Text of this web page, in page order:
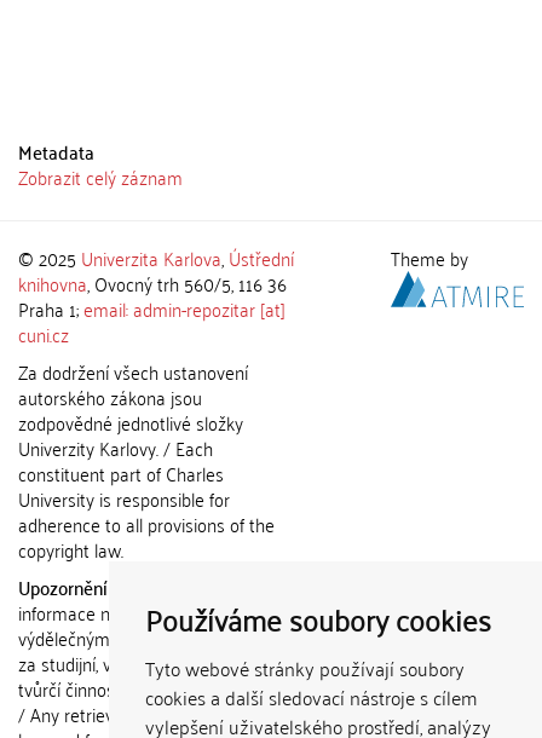
Používáme soubory cookies
Tyto webové stránky používají soubory
cookies a další sledovací nástroje s cílem
vylepšení uživatelského prostředí, analýzy
Metadata
Zobrazit celý záznam
© 2025 Univerzita Karlova,Ústřední
knihovna, Ovocný trh 560/5, 116 36
Praha 1;email: admin-repozitar [at]
cuni.cz
Za dodržení všech ustanovení
autorského zákona jsou
zodpovědné jednotlivé složky
Univerzity Karlovy. / Each
constituent part of Charles
University is responsible for
adherence to all provisions of the
copyright law.
Upozornění / Notice:
informace nemohou být použity k
výdělečným účelům nebo vydávány
za studijní, vědeckou nebo jinou
tvůrčí činnost jiné osoby než autora.
/ Any retrieved information shall not
Theme by